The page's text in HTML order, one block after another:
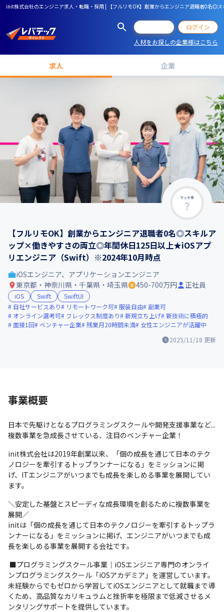
init株式会社のエンジニア求人・転職・採用 | 【フルリモOK】創業からエンジニア退職者0
ログイン
人材をお探しの企業様はこちら
求人 企業
マッチ率
【フルリモOK】創業からエンジニア退職者0名◎スキルア
ップ×働きやすさの両立◎年間休日125日以上★iOSアプ
リエンジニア（Swift）※2024年10月時点
2025/11/18 更新
iOSエンジニア、アプリケーションエンジニア
東京都・神奈川県・千葉県・埼玉県
450-700万円 正社員
iOS Swift
SwiftUI
自社サービスあり
リモートワーク可 服装自由
副業可
オンライン選考可
フレックス制度あり 新規立ち上げ 新技術に積極的
面接1回
ベンチャー企業 残業月20時間未満 女性エンジニアが活躍中
事業概要
日本で先駆けとなるプログラミングスクールや開発支援事業など...
複数事業を急成長させている、注目のベンチャー企業！
init株式会社は2019年創業以来、「個の成長を通じて日本のテク
ノロジーを牽引するトップランナーになる」をミッションに掲
げ、ITエンジニアがいつまでも成長を楽しめる事業を展開してい
ます。
＼安定した基盤とスピーディな成長環境を創るために複数事業を
展開／
initは「個の成長を通じて日本のテクノロジーを牽引するトップラ
ンナーになる」をミッションに掲げ、エンジニアがいつまでも成
長を楽しめる事業を展開する会社です。
ンプログラミングスクール「iOSアカデミア」を運営しています。
未経験からでもゼロから学習してiOSエンジニアとして就職まで導
くため、高品質なカリキュラムと挫折率を極限まで低減させるメ
ンタリングサポートを提供しています。